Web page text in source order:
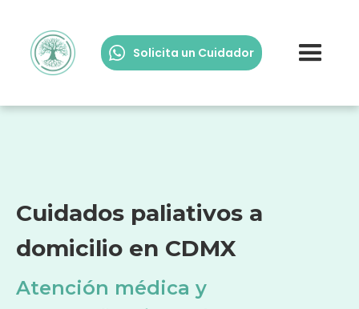
Solicita un Cuidador
Cuidados paliativos a
domicilio en CDMX
Atención médica y